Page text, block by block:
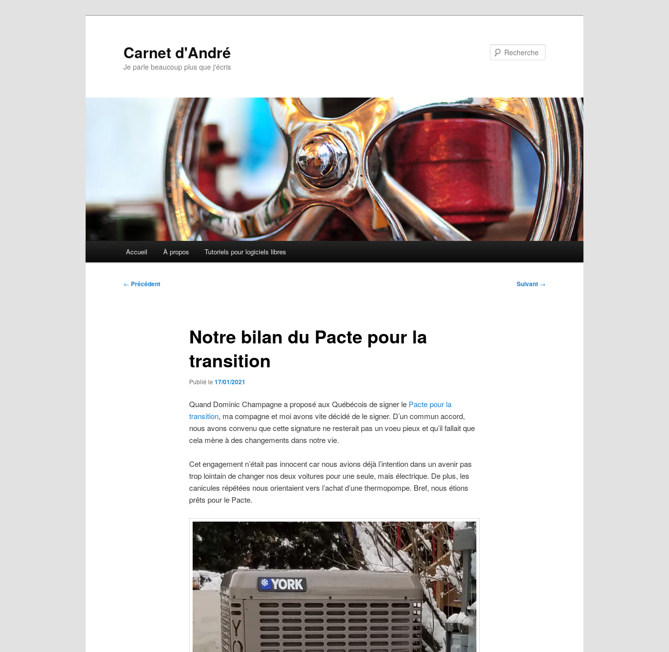
Carnet d'André
Je parle beaucoup plus que j'écris
Accueil À propos Tutoriels pour logiciels libres
Navigation
← Précédent Suivant →
Notre bilan du Pacte pour la
transition
Publié le 17/01/2021
Quand Dominic Champagne a proposé aux Québécois de signer le Pacte pour la
transition, ma compagne et moi avons vite décidé de le signer. D’un commun accord,
nous avons convenu que cette signature ne resterait pas un voeu pieux et qu’il fallait que
cela mène à des changements dans notre vie.
Cet engagement n’était pas innocent car nous avions déjà l’intention dans un avenir pas
trop lointain de changer nos deux voitures pour une seule, mais électrique. De plus, les
canicules répétées nous orientaient vers l’achat d’une thermopompe. Bref, nous étions
prêts pour le Pacte.